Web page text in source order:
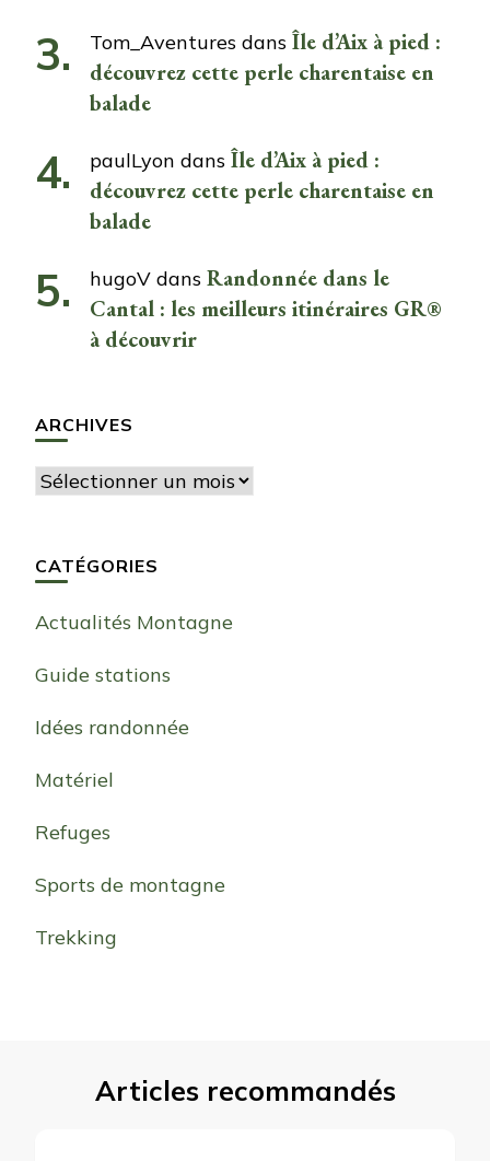
Tom_Aventures dans Île d’Aix à pied :
découvrez cette perle charentaise en
balade
paulLyon dans Île d’Aix à pied :
découvrez cette perle charentaise en
balade
hugoV dans Randonnée dans le
Cantal : les meilleurs itinéraires GR®
à découvrir
ARCHIVES
Archives
CATÉGORIES
Actualités Montagne
Guide stations
Idées randonnée
Matériel
Refuges
Sports de montagne
Trekking
Articles recommandés